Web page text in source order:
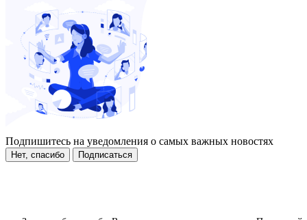
Подпишитесь на уведомления о самых важных новостях
Нет, спасибо Подписаться